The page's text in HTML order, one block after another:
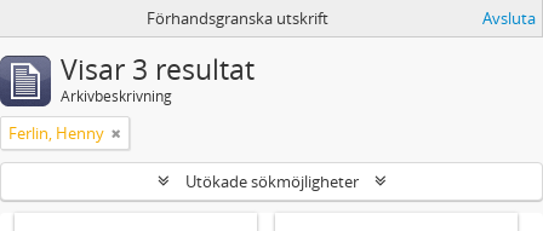
Förhandsgranska utskrift Avsluta
Visar 3 resultat
Arkivbeskrivning
Ferlin, Henny
Utökade sökmöjligheter